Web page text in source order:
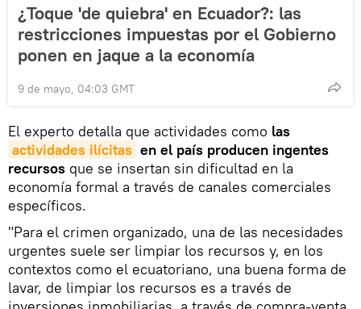
¿Toque 'de quiebra' en Ecuador?: las
restricciones impuestas por el Gobierno
ponen en jaque a la economía
9 de mayo, 04:03 GMT
El experto detalla que actividades como las
actividades ilícitas en el país producen ingentes
recursos que se insertan sin dificultad en la
economía formal a través de canales comerciales
específicos.
"Para el crimen organizado, una de las necesidades
urgentes suele ser limpiar los recursos y, en los
contextos como el ecuatoriano, una buena forma de
lavar, de limpiar los recursos es a través de